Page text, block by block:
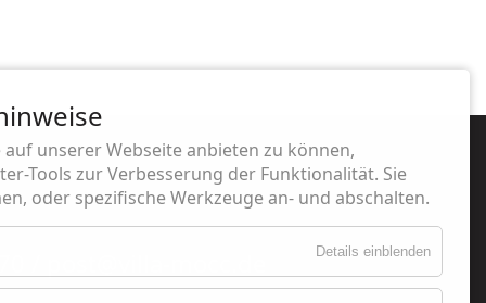
/ post@villa-mocc.de
unserer Webseite anbieten zu können,
Tools zur Verbesserung der Funktionalität. Sie
oder spezifische Werkzeuge an- und abschalten.
Details einblenden